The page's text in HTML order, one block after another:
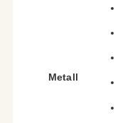
Metall